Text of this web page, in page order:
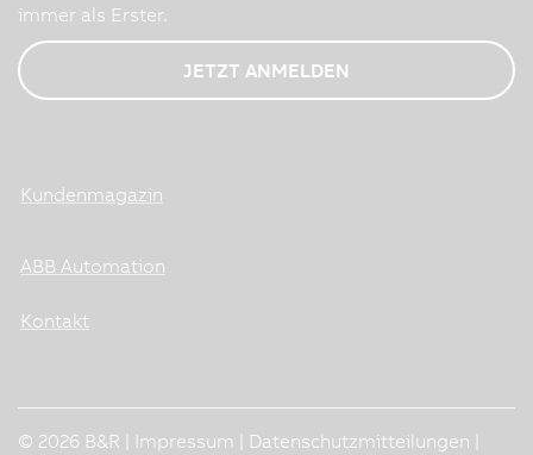
immer als Erster.
JETZT ANMELDEN
Kundenmagazin
ABB Automation
Kontakt
© 2026 B&R | Impressum Datenschutzmitteilungen